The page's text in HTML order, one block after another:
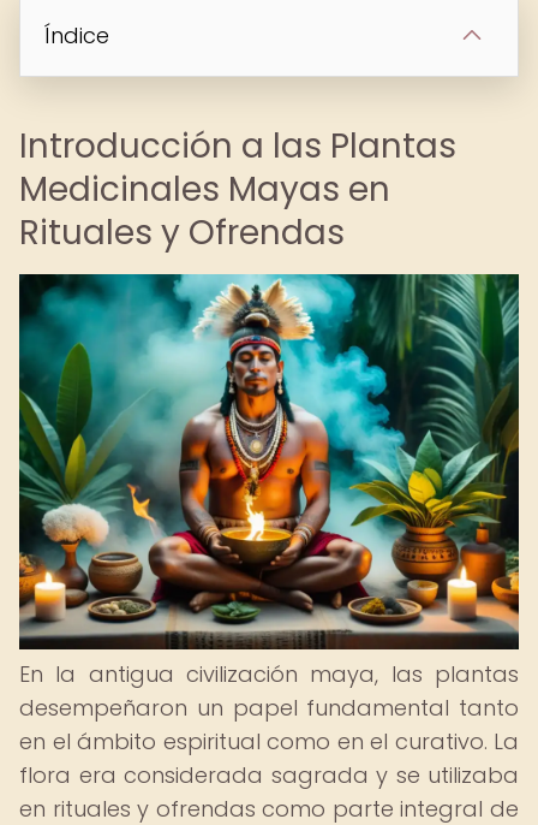
Índice
Introducción a las Plantas
Medicinales Mayas en
Rituales y Ofrendas
En la antigua civilización maya, las plantas
desempeñaron un papel fundamental tanto
en el ámbito espiritual como en el curativo. La
flora era considerada sagrada y se utilizaba
en rituales y ofrendas como parte integral de